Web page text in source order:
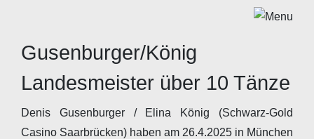
Gusenburger/König
Landesmeister über 10 Tänze
Denis Gusenburger / Elina König (Schwarz-Gold
Casino Saarbrücken) haben am 26.4.2025 in München